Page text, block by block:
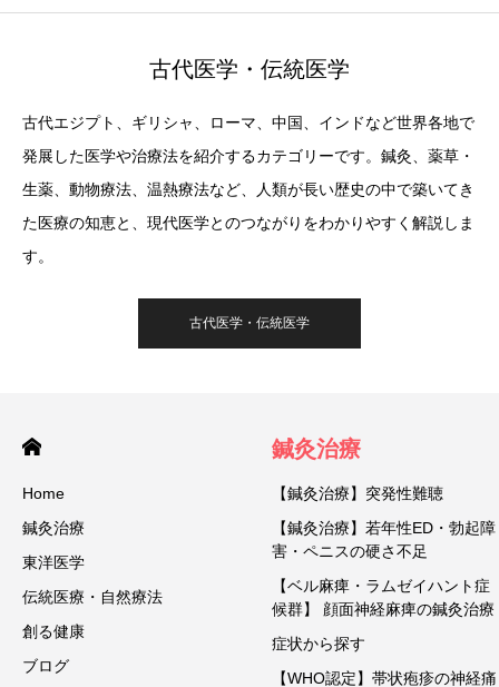
古代医学・伝統医学
古代エジプト、ギリシャ、ローマ、中国、インドなど世界各地で
発展した医学や治療法を紹介するカテゴリーです。鍼灸、薬草・
生薬、動物療法、温熱療法など、人類が長い歴史の中で築いてき
た医療の知恵と、現代医学とのつながりをわかりやすく解説しま
す。
古代医学・伝統医学
Home
鍼灸治療
東洋医学
伝統医療・自然療法
創る健康
ブログ
鍼灸治療
【鍼灸治療】突発性難聴
【鍼灸治療】若年性ED・勃起障
害・ペニスの硬さ不足
【ベル麻痺・ラムゼイハント症
候群】 顔面神経麻痺の鍼灸治療
症状から探す
【WHO認定】帯状疱疹の神経痛